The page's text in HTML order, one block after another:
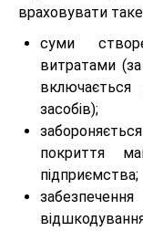
враховувати
суми
витратами
включається
засобів);
покриття
підприємства;